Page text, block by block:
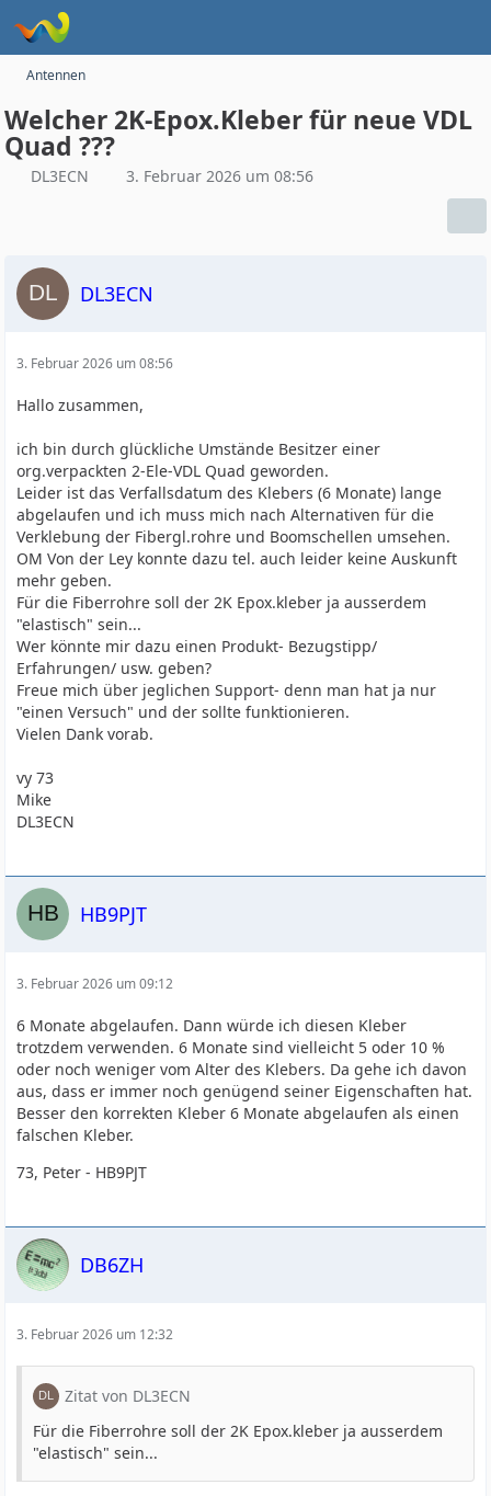
Antennen
Welcher 2K-Epox.Kleber für neue VDL
Quad ???
DL3ECN 3. Februar 2026 um 08:56
DL3ECN
3. Februar 2026 um 08:56
Hallo zusammen,
ich bin durch glückliche Umstände Besitzer einer
org.verpackten 2-Ele-VDL Quad geworden.
Leider ist das Verfallsdatum des Klebers (6 Monate) lange
abgelaufen und ich muss mich nach Alternativen für die
Verklebung der Fibergl.rohre und Boomschellen umsehen.
OM Von der Ley konnte dazu tel. auch leider keine Auskunft
mehr geben.
Für die Fiberrohre soll der 2K Epox.kleber ja ausserdem
"elastisch" sein...
Wer könnte mir dazu einen Produkt- Bezugstipp/
Erfahrungen/ usw. geben?
Freue mich über jeglichen Support- denn man hat ja nur
"einen Versuch" und der sollte funktionieren.
Vielen Dank vorab.
vy 73
Mike
DL3ECN
HB9PJT
3. Februar 2026 um 09:12
6 Monate abgelaufen. Dann würde ich diesen Kleber
trotzdem verwenden. 6 Monate sind vielleicht 5 oder 10 %
oder noch weniger vom Alter des Klebers. Da gehe ich davon
aus, dass er immer noch genügend seiner Eigenschaften hat.
Besser den korrekten Kleber 6 Monate abgelaufen als einen
falschen Kleber.
73, Peter - HB9PJT
DB6ZH
3. Februar 2026 um 12:32
Zitat von DL3ECN
Für die Fiberrohre soll der 2K Epox.kleber ja ausserdem
"elastisch" sein...